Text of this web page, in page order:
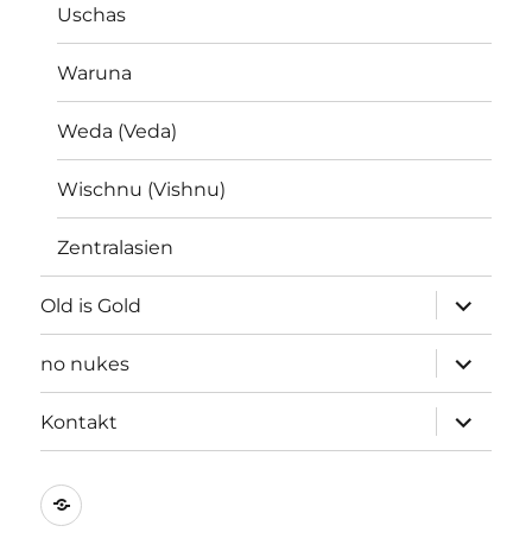
Uschas
Waruna
Weda (Veda)
Wischnu (Vishnu)
Zentralasien
Old is Gold
öffnen
no nukes
öffnen
Kontakt
öffnen
Kontakt